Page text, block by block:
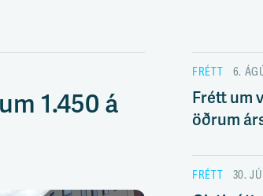
1.450 á
FRÉTT 6.
Frétt um
öðrum
FRÉTT 30.